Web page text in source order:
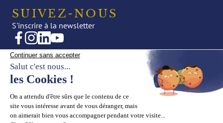
SUIVEZ-NOUS
S'inscrire à la newsletter
CRÉATIONS
Joaillerie
Haute Joaillerie
NOTRE UNIVERS
Actualités
Éditorial